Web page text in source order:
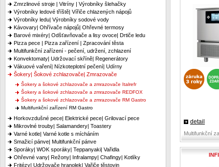
Zmrzlinové stroje | Vitríny | Výrobníky šlehačky
Výrobníky ledové tříště| Vířiče chlazených nápojů
Výrobníky ledu| Výrobníky sodové vody
Kávovary| Ohřívače nápojů| Ohřevné termosy
Barové mixéry| Odšťavňovače a lisy ovoce| Drtiče ledu
Pizza pece | Pizza zařízení | Zpracování těsta
Multifunkční zařízení - pečení, udržení, zchlazení
Konvektomaty| Udržovací skříně| Regenerátory
Vákuové vaření| Nízkoteplotní pečení| Udírny
Šokery| Šokové zchlazovače| Zmrazovače
Šokery a šokové zchlazovače a zmrazovače Italrefr
Šokery a šokové zchlazovače a zmrazovače REDFOX
Šokery a šokové zchlazovače a zmrazovače RM Gastro
Multifunkční zařízení RM Gastro
Horkovzdušné pece| Elektrické pece| Grilovací pece
Mikrovlné trouby| Salamandery| Toastery
Varné kotle| Varné kotle s mícháním
Smažicí pánve| Multifunkční pánve
Sporáky| WOK sporáky| Teppanyaki| Vařidla
Ohřevné vany| Režony| Infralampy| Chafingy| Kotlíky
Fritézy| Udržovače hranolek| Vařiče těstovin
detail
Multifunkční